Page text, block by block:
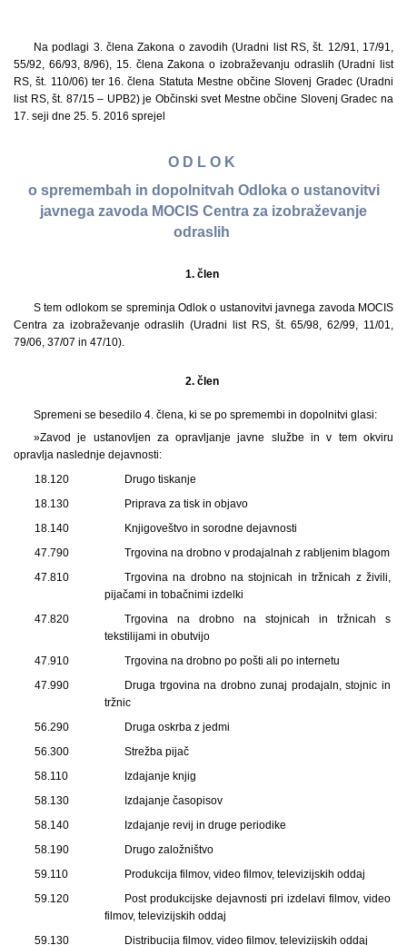
Na podlagi 3. člena Zakona o zavodih (Uradni list RS, št. 12/91, 17/91,
55/92, 66/93, 8/96), 15. člena Zakona o izobraževanju odraslih (Uradni list
RS, št. 110/06) ter 16. člena Statuta Mestne občine Slovenj Gradec (Uradni
list RS, št. 87/15 – UPB2) je Občinski svet Mestne občine Slovenj Gradec na
17. seji dne 25. 5. 2016 sprejel
O D L O K
o spremembah in dopolnitvah Odloka o ustanovitvi
javnega zavoda MOCIS Centra za izobraževanje
odraslih
1. člen
S tem odlokom se spreminja Odlok o ustanovitvi javnega zavoda MOCIS
Centra za izobraževanje odraslih (Uradni list RS, št. 65/98, 62/99, 11/01,
79/06, 37/07 in 47/10).
2. člen
Spremeni se besedilo 4. člena, ki se po spremembi in dopolnitvi glasi:
»Zavod je ustanovljen za opravljanje javne službe in v tem okviru
opravlja naslednje dejavnosti:
18.120
Drugo tiskanje
18.130
Priprava za tisk in objavo
18.140
Knjigoveštvo in sorodne dejavnosti
47.790
Trgovina na drobno v prodajalnah z rabljenim blagom
47.810
Trgovina na drobno na stojnicah in tržnicah z živili,
pijačami in tobačnimi izdelki
47.820
Trgovina na drobno na stojnicah in tržnicah s
tekstilijami in obutvijo
47.910
Trgovina na drobno po pošti ali po internetu
47.990
Druga trgovina na drobno zunaj prodajaln, stojnic in
tržnic
56.290
Druga oskrba z jedmi
56.300
Strežba pijač
58.110
Izdajanje knjig
58.130
Izdajanje časopisov
58.140
Izdajanje revij in druge periodike
58.190
Drugo založništvo
59.110
Produkcija filmov, video filmov, televizijskih oddaj
59.120
Post produkcijske dejavnosti pri izdelavi filmov, video
filmov, televizijskih oddaj
59.130
Distribucija filmov, video filmov, televizijskih oddaj